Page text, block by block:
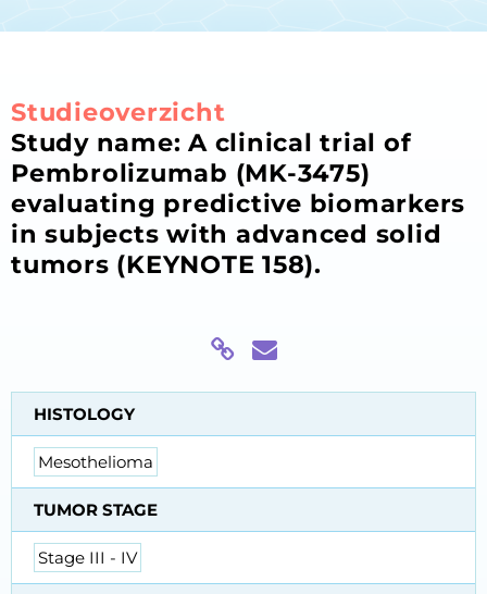
Studieoverzicht
Study name: A clinical trial of
Pembrolizumab (MK-3475)
evaluating predictive biomarkers
in subjects with advanced solid
tumors (KEYNOTE 158).
HISTOLOGY
Mesothelioma
TUMOR STAGE
Stage III - IV